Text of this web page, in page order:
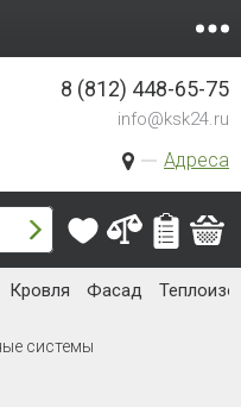
Адреса
8 (812) 448-65-75
info@ksk24.ru
Кровля Фасад
системы